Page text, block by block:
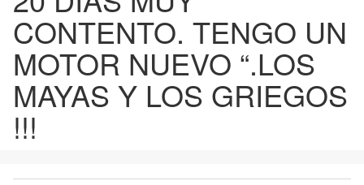
CONTENTO. TENGO UN
MOTOR NUEVO “.LOS
MAYAS Y LOS GRIEGOS
!!!